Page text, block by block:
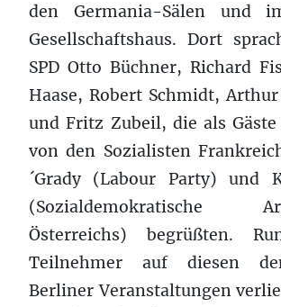
den Germania-Sälen und
Gesellschaftshaus. Dort
SPD Otto Büchner, Richard
Haase, Robert Schmidt,
und Fritz Zubeil, die als Gäste
von den Sozialisten
´Grady (Labour Party) und
(Sozialdemokratische
Österreichs) begrüßten.
Teilnehmer auf diesen
Berliner Veranstaltungen